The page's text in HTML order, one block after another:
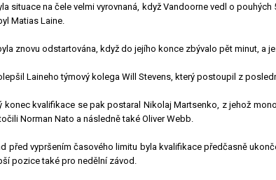
situace na čele velmi vyrovnaná, když Vandoorne vedl o
Matias Laine.
znovu odstartována, když do jejího konce zbývalo pět minut, a
Laineho týmový kolega Will Stevens, který postoupil z
konec kvalifikace se pak postaral Nikolaj Martsenko, z jehož
Norman Nato a následně také Oliver Webb.
před vypršením časového limitu byla kvalifikace předčasně
pozice také pro nedělní závod.